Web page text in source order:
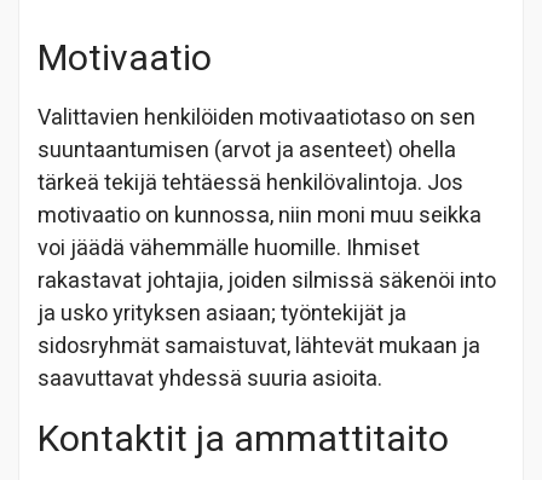
Motivaatio
Valittavien henkilöiden motivaatiotaso on sen
suuntaantumisen (arvot ja asenteet) ohella
tärkeä tekijä tehtäessä henkilövalintoja. Jos
motivaatio on kunnossa, niin moni muu seikka
voi jäädä vähemmälle huomille. Ihmiset
rakastavat johtajia, joiden silmissä säkenöi into
ja usko yrityksen asiaan; työntekijät ja
sidosryhmät samaistuvat, lähtevät mukaan ja
saavuttavat yhdessä suuria asioita.
Kontaktit ja ammattitaito